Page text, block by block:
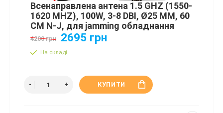
Всенаправлена антена 1.5 GHZ (1550-
1620 MHZ), 100W, 3-8 DBI, Ø25 MM, 60
СМ N-J, для jamming обладнання
4200 грн 2695 грн
На складі
КУПИТИ